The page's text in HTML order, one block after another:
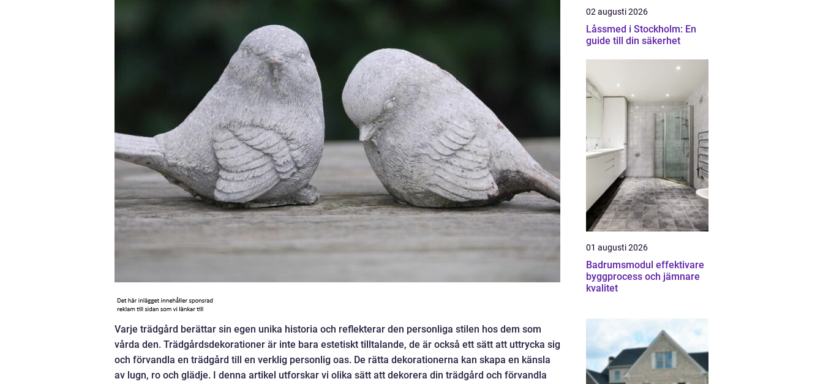
Varje trädgård berättar sin egen unika historia och reflekterar den personliga stilen hos dem som
vårda den. Trädgårdsdekorationer är inte bara estetiskt tilltalande, de är också ett sätt att uttrycka sig
och förvandla en trädgård till en verklig personlig oas. De rätta dekorationerna kan skapa en känsla
av lugn, ro och glädje. I denna artikel utforskar vi olika sätt att dekorera din trädgård och förvandla
02 augusti 2026
Låssmed i Stockholm: En
guide till din säkerhet
01 augusti 2026
Badrumsmodul effektivare
byggprocess och jämnare
kvalitet